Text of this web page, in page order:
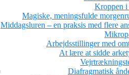
Kroppen i
Magiske, meningsfulde
Middagsluren – en praksis med flere
Arbejdsstillinger med
At lære at sidde
Diafragmatisk